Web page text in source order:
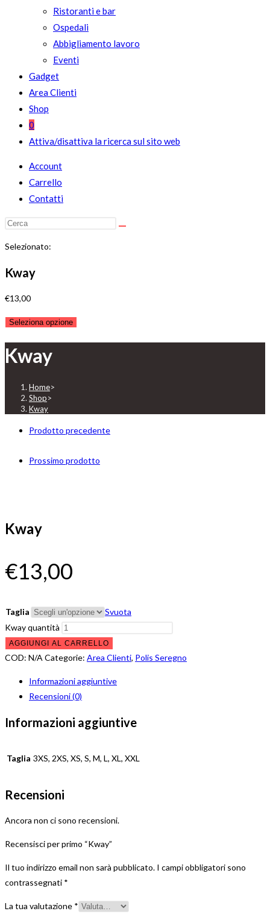
Ristoranti e bar
Ospedali
Abbigliamento lavoro
Eventi
Gadget
Area Clienti
Shop
0
Attiva/disattiva la ricerca sul sito web
Account
Carrello
Contatti
Selezionato:
Kway
€13,00
Seleziona opzione
Kway
Home>
Shop>
Kway
Prodotto precedente
Prossimo prodotto
Kway
€13,00
Taglia
Svuota
Kway quantità
AGGIUNGI AL CARRELLO
COD: N/A Categorie: Area Clienti, Polis Seregno
Informazioni aggiuntive
Recensioni (0)
Informazioni aggiuntive
Taglia 3XS, 2XS, XS, S, M, L, XL, XXL
Recensioni
Ancora non ci sono recensioni.
Recensisci per primo “Kway”
Il tuo indirizzo email non sarà pubblicato. I campi obbligatori sono
contrassegnati *
La tua valutazione *